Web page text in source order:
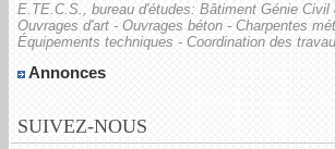
E.TE.C.S., bureau d'études: Bâtiment Génie Civil
Ouvrages d'art - Ouvrages béton - Charpentes
Équipements techniques - Coordination des
Annonces
SUIVEZ-NOUS